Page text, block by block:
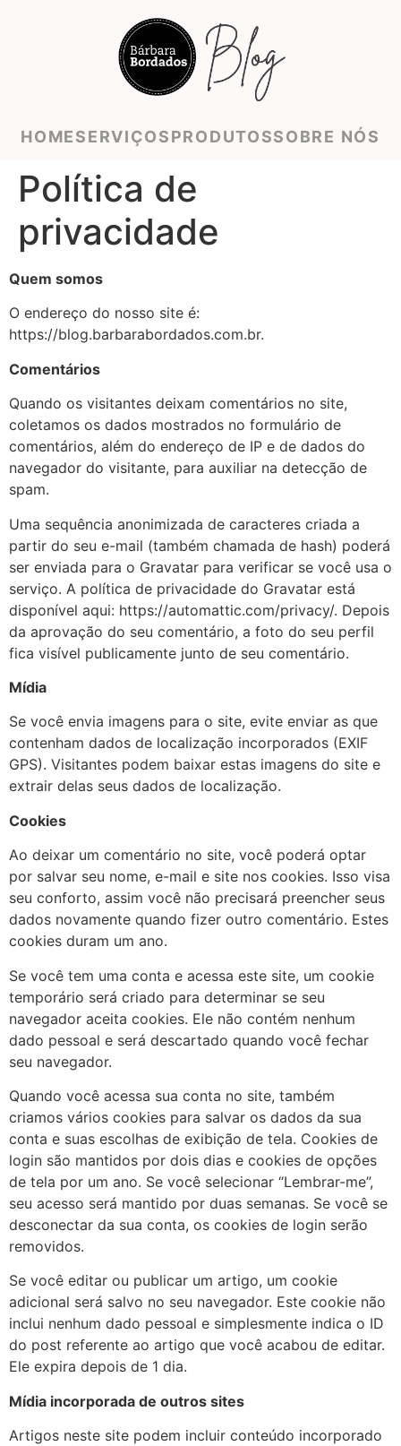
HOMESERVIÇOSPRODUTOSSOBRE NÓS
Política de
privacidade
Quem somos
O endereço do nosso site é:
https://blog.barbarabordados.com.br.
Comentários
Quando os visitantes deixam comentários no site,
coletamos os dados mostrados no formulário de
comentários, além do endereço de IP e de dados do
navegador do visitante, para auxiliar na detecção de
spam.
Uma sequência anonimizada de caracteres criada a
partir do seu e-mail (também chamada de hash) poderá
ser enviada para o Gravatar para verificar se você usa o
serviço. A política de privacidade do Gravatar está
disponível aqui: https://automattic.com/privacy/. Depois
da aprovação do seu comentário, a foto do seu perfil
fica visível publicamente junto de seu comentário.
Mídia
Se você envia imagens para o site, evite enviar as que
contenham dados de localização incorporados (EXIF
GPS). Visitantes podem baixar estas imagens do site e
extrair delas seus dados de localização.
Cookies
Ao deixar um comentário no site, você poderá optar
por salvar seu nome, e-mail e site nos cookies. Isso visa
seu conforto, assim você não precisará preencher seus
dados novamente quando fizer outro comentário. Estes
cookies duram um ano.
Se você tem uma conta e acessa este site, um cookie
temporário será criado para determinar se seu
navegador aceita cookies. Ele não contém nenhum
dado pessoal e será descartado quando você fechar
seu navegador.
Quando você acessa sua conta no site, também
criamos vários cookies para salvar os dados da sua
conta e suas escolhas de exibição de tela. Cookies de
login são mantidos por dois dias e cookies de opções
de tela por um ano. Se você selecionar “Lembrar-me”,
seu acesso será mantido por duas semanas. Se você se
desconectar da sua conta, os cookies de login serão
removidos.
Se você editar ou publicar um artigo, um cookie
adicional será salvo no seu navegador. Este cookie não
inclui nenhum dado pessoal e simplesmente indica o ID
do post referente ao artigo que você acabou de editar.
Ele expira depois de 1 dia.
Mídia incorporada de outros sites
Artigos neste site podem incluir conteúdo incorporado